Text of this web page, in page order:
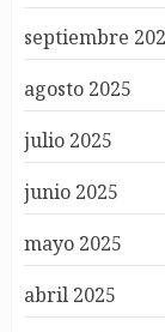
septiembre
agosto 2025
julio 2025
junio 2025
mayo 2025
abril 2025